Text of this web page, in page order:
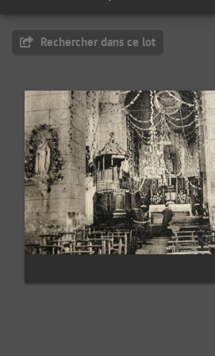
Rechercher dans ce lot